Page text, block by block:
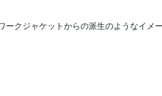
クジャケットからの派生のようなイメ